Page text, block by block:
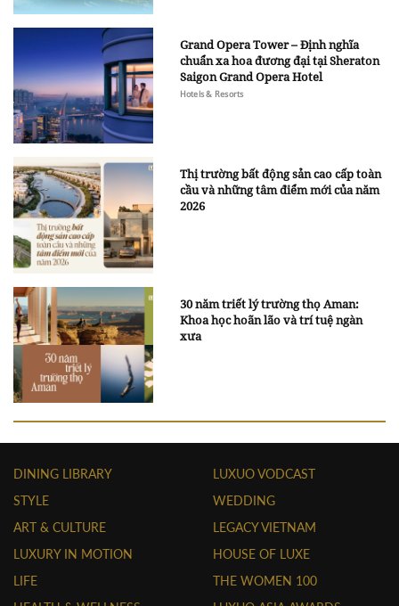
Grand Opera Tower – Định nghĩa
chuẩn xa hoa đương đại tại Sheraton
Saigon Grand Opera Hotel
Hotels & Resorts
Thị trường bất động sản cao cấp toàn
cầu và những tâm điểm mới của năm
2026
30 năm triết lý trường thọ Aman:
Khoa học hoãn lão và trí tuệ ngàn
xưa
DINING LIBRARY
STYLE
ART & CULTURE
LUXURY IN MOTION
LIFE
LUXUO VODCAST
WEDDING
LEGACY VIETNAM
HOUSE OF LUXE
THE WOMEN 100